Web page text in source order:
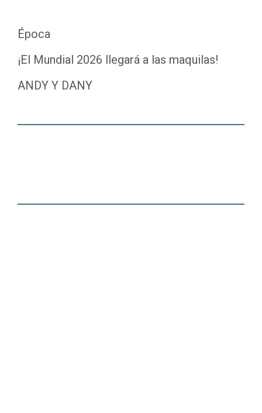
Época
¡El Mundial 2026 llegará a las maquilas!
ANDY Y DANY